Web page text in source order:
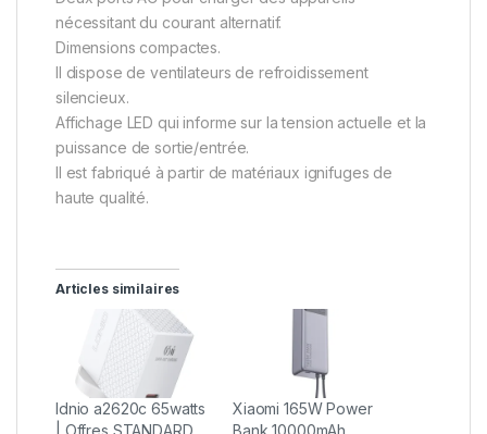
nécessitant du courant alternatif.
Dimensions compactes.
Il dispose de ventilateurs de refroidissement
silencieux.
Affichage LED qui informe sur la tension actuelle et la
puissance de sortie/entrée.
Il est fabriqué à partir de matériaux ignifuges de
haute qualité.
Articles similaires
ldnio a2620c 65watts
| Offres STANDARD
Xiaomi 165W Power
Bank 10000mAh